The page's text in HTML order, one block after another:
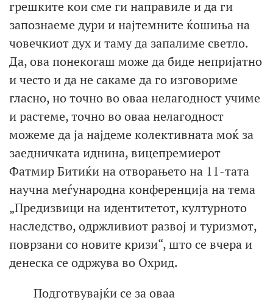
грешките кои сме ги направиле и да ги
запознаеме дури и најтемните ќошиња на
човечкиот дух и таму да запалиме светло.
Да, ова понекогаш може да биде непријатно
и често и да не сакаме да го изговориме
гласно, но точно во оваа нелагодност учиме
и растеме, точно во оваа нелагодност
можеме да ја најдеме колективната моќ за
заедничката иднина, вицепремиерот
Фатмир Битиќи на отворањето на 11-тата
научна меѓународна конференција на тема
„Предизвици на идентитетот, културното
наследство, одржливиот развој и туризмот,
поврзани со новите кризи“, што се вчера и
денеска се одржува во Охрид.
Подготвувајќи се за оваа